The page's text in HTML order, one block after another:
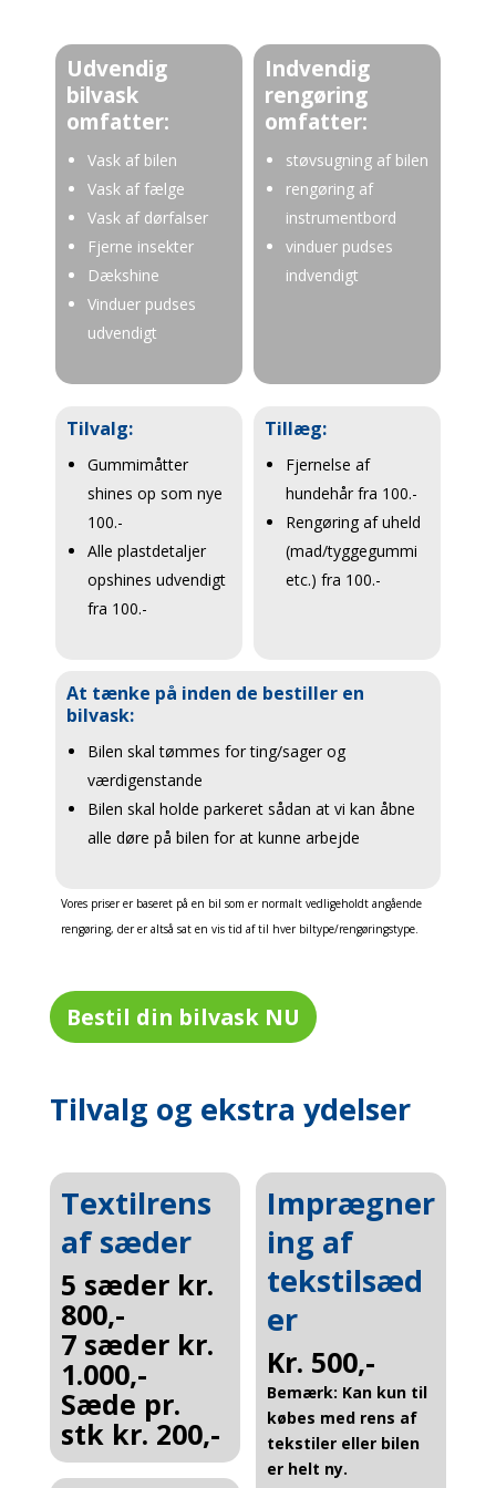
Udvendig
bilvask
omfatter:
Vask af bilen
Vask af fælge
Vask af dørfalser
Fjerne insekter
Dækshine
Vinduer pudses
udvendigt
Indvendig
rengøring
omfatter:
støvsugning af bilen
rengøring af
instrumentbord
vinduer pudses
indvendigt
Tilvalg:
Gummimåtter
shines op som nye
100.-
Alle plastdetaljer
opshines udvendigt
fra 100.-
Tillæg:
Fjernelse af
hundehår fra 100.-
Rengøring af uheld
(mad/tyggegummi
etc.) fra 100.-
At tænke på inden de bestiller en
bilvask:
Bilen skal tømmes for ting/sager og
værdigenstande
Bilen skal holde parkeret sådan at vi kan åbne
alle døre på bilen for at kunne arbejde
Vores priser er baseret på en bil som er normalt vedligeholdt angående
rengøring, der er altså sat en vis tid af til hver biltype/rengøringstype.
Bestil din bilvask NU
Tilvalg og ekstra ydelser
Textilrens
af sæder
5 sæder kr.
800,-
7 sæder kr.
1.000,-
Sæde pr.
stk kr. 200,-
Imprægner
ing af
tekstilsæd
er
Kr. 500,-
Bemærk: Kan kun til
købes med rens af
tekstiler eller bilen
er helt ny.